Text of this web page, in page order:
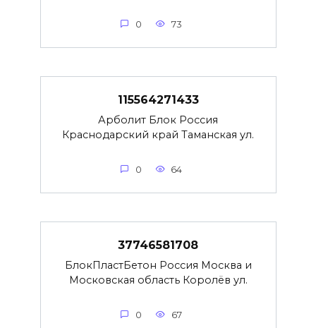
0 73
115564271433
Арболит Блок Россия
Краснодарский край Таманская ул.
0 64
37746581708
БлокПластБетон Россия Москва и
Московская область Королёв ул.
0 67